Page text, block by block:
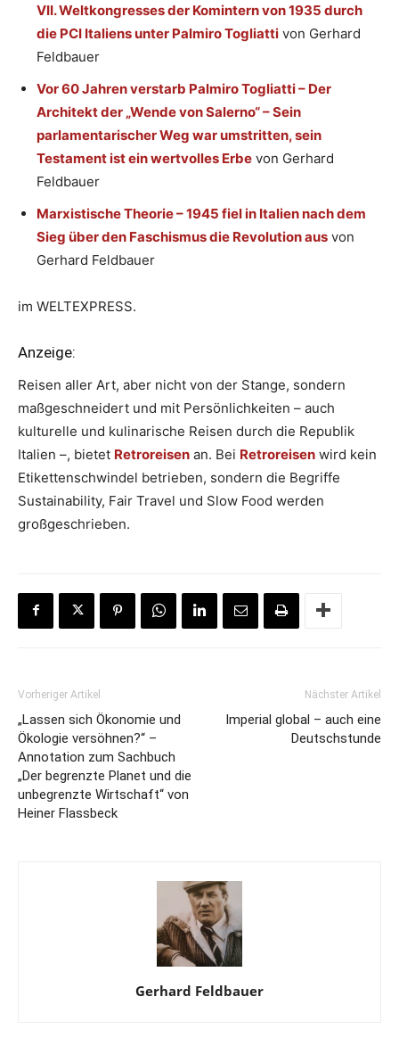
VII. Weltkongresses der Komintern von 1935 durch
die PCI Italiens unter Palmiro Togliatti von Gerhard
Feldbauer
Vor 60 Jahren verstarb Palmiro Togliatti – Der
Architekt der „Wende von Salerno“ – Sein
parlamentarischer Weg war umstritten, sein
Testament ist ein wertvolles Erbe von Gerhard
Feldbauer
Marxistische Theorie – 1945 fiel in Italien nach dem
Sieg über den Faschismus die Revolution aus von
Gerhard Feldbauer
im WELTEXPRESS.
Anzeige:
Reisen aller Art, aber nicht von der Stange, sondern
maßgeschneidert und mit Persönlichkeiten – auch
kulturelle und kulinarische Reisen durch die Republik
Italien –, bietet Retroreisen an. Bei Retroreisen wird kein
Etikettenschwindel betrieben, sondern die Begriffe
Sustainability, Fair Travel und Slow Food werden
großgeschrieben.
Vorheriger Artikel
„Lassen sich Ökonomie und
Ökologie versöhnen?“ –
Annotation zum Sachbuch
„Der begrenzte Planet und die
unbegrenzte Wirtschaft“ von
Heiner Flassbeck
Nächster Artikel
Imperial global – auch eine
Deutschstunde
Gerhard Feldbauer